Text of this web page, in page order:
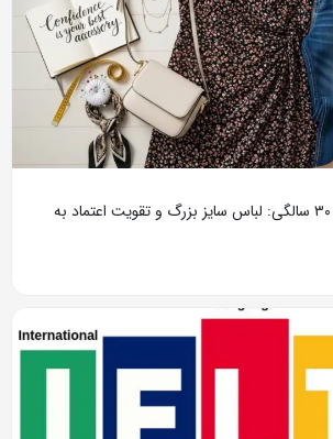
راز خوش‌پوشی بعد از ۳۰ سالگی: لباس سایز بزرگ و تقویت اعتماد به